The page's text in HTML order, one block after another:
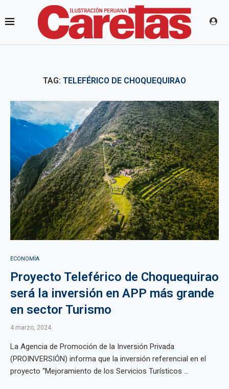
TAG: TELEFÉRICO DE CHOQUEQUIRAO
ECONOMÍA
Proyecto Teleférico de Choquequirao
será la inversión en APP más grande
en sector Turismo
4 marzo, 2024
La Agencia de Promoción de la Inversión Privada
(PROINVERSIÓN) informa que la inversión referencial en el
proyecto “Mejoramiento de los Servicios Turísticos ...